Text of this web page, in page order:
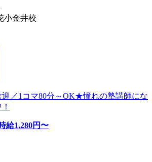
小金井校
迎／1コマ80分～OK★憧れの塾講師にな
給1,280円〜